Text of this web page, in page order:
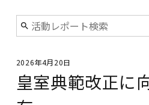
2026年4月20日
皇室典範改正に